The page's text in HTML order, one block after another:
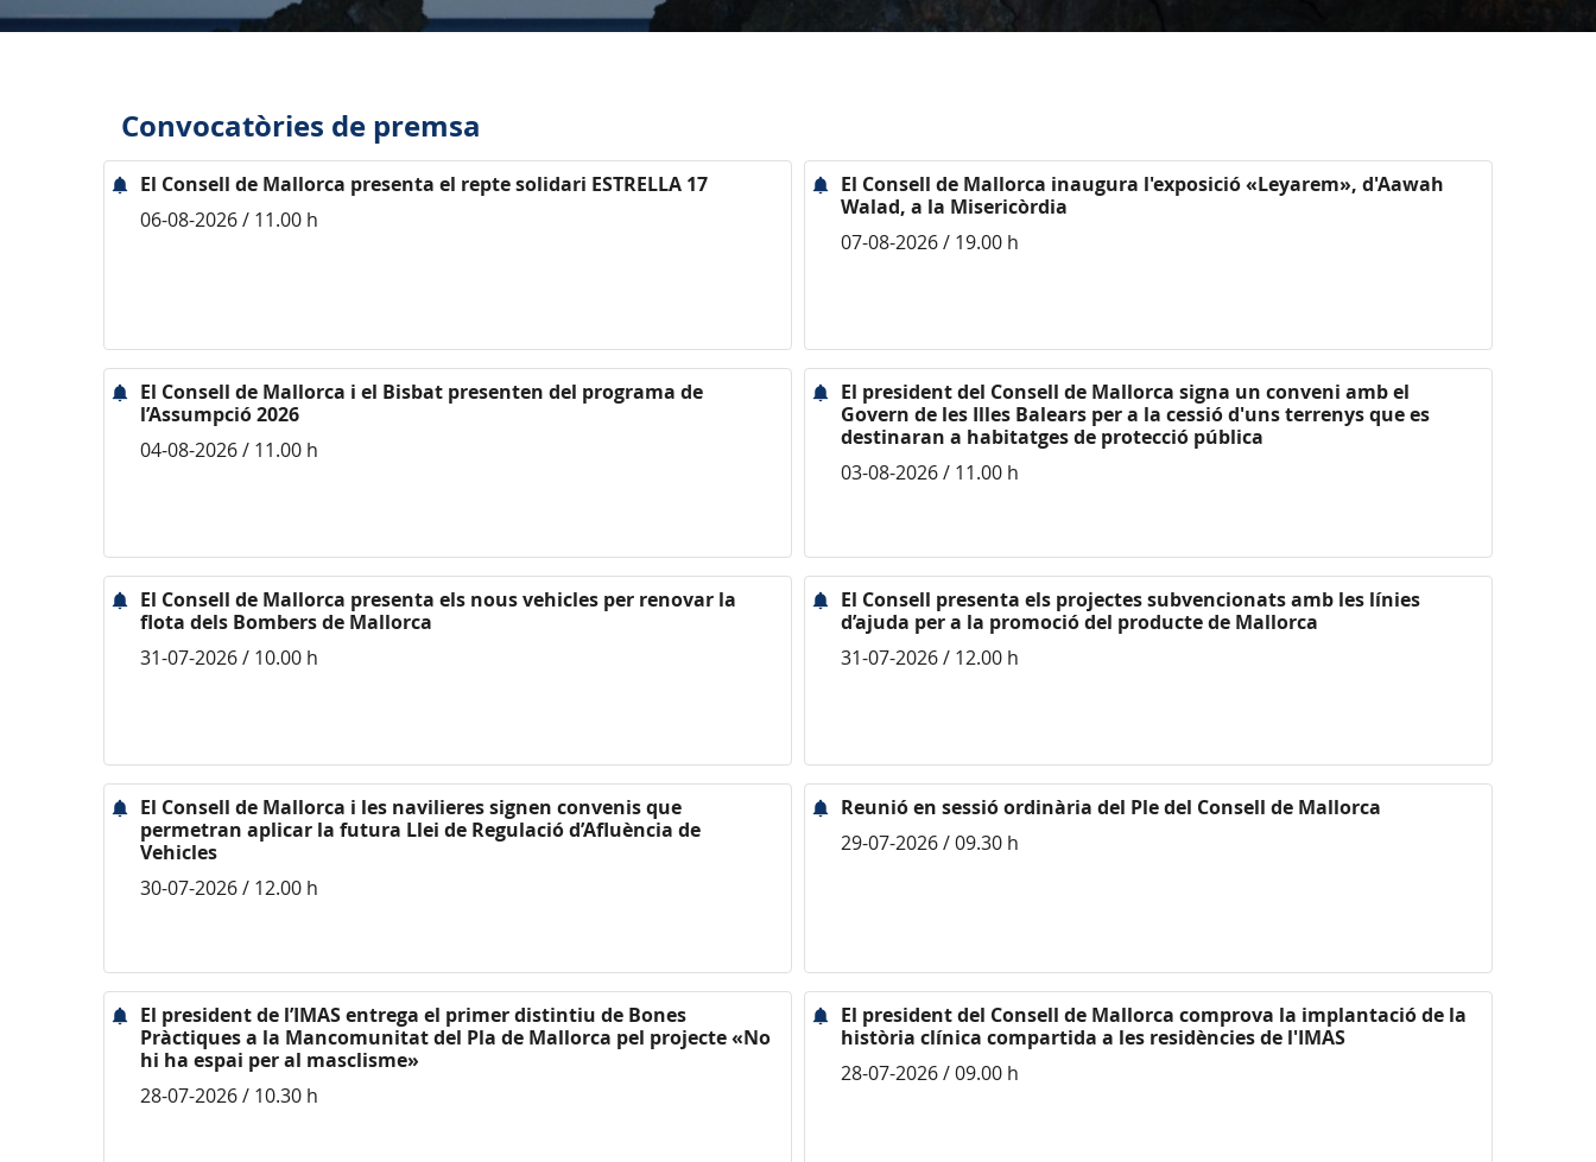
Convocatòries de premsa
El Consell de Mallorca presenta el repte solidari ESTRELLA 17
06-08-2026 / 11.00 h
El Consell de Mallorca inaugura l'exposició «Leyarem», d'Aawah
Walad, a la Misericòrdia
07-08-2026 / 19.00 h
El Consell de Mallorca i el Bisbat presenten del programa de
l’Assumpció 2026
04-08-2026 / 11.00 h
El president del Consell de Mallorca signa un conveni amb el
Govern de les Illes Balears per a la cessió d'uns terrenys que es
destinaran a habitatges de protecció pública
03-08-2026 / 11.00 h
El Consell de Mallorca presenta els nous vehicles per renovar la
flota dels Bombers de Mallorca
31-07-2026 / 10.00 h
El Consell presenta els projectes subvencionats amb les línies
d’ajuda per a la promoció del producte de Mallorca
31-07-2026 / 12.00 h
El Consell de Mallorca i les navilieres signen convenis que
permetran aplicar la futura Llei de Regulació d’Afluència de
Vehicles
30-07-2026 / 12.00 h
Reunió en sessió ordinària del Ple del Consell de Mallorca
29-07-2026 / 09.30 h
El president de l’IMAS entrega el primer distintiu de Bones
Pràctiques a la Mancomunitat del Pla de Mallorca pel projecte «No
hi ha espai per al masclisme»
28-07-2026 / 10.30 h
El president del Consell de Mallorca comprova la implantació de la
història clínica compartida a les residències de l'IMAS
28-07-2026 / 09.00 h